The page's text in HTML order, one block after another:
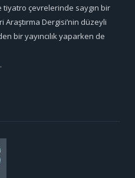
tiyatro çevrelerinde saygın bir
Dergisi’nin düzeyli
bir yayıncılık yaparken de